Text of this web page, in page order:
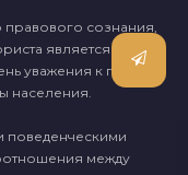
сознания,
является
уважения к праву и
населения.
поведенческими
между